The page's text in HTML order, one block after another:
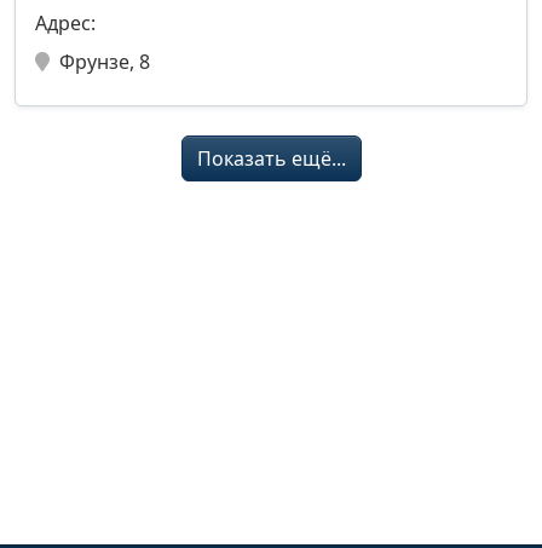
Адрес:
Фрунзе, 8
Показать ещё...